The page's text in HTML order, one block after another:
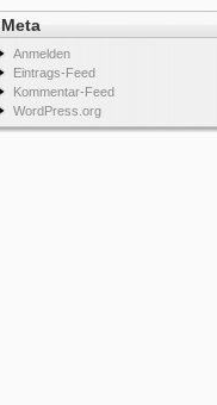
Meta
Anmelden
Eintrags-Feed
Kommentar-Feed
WordPress.org